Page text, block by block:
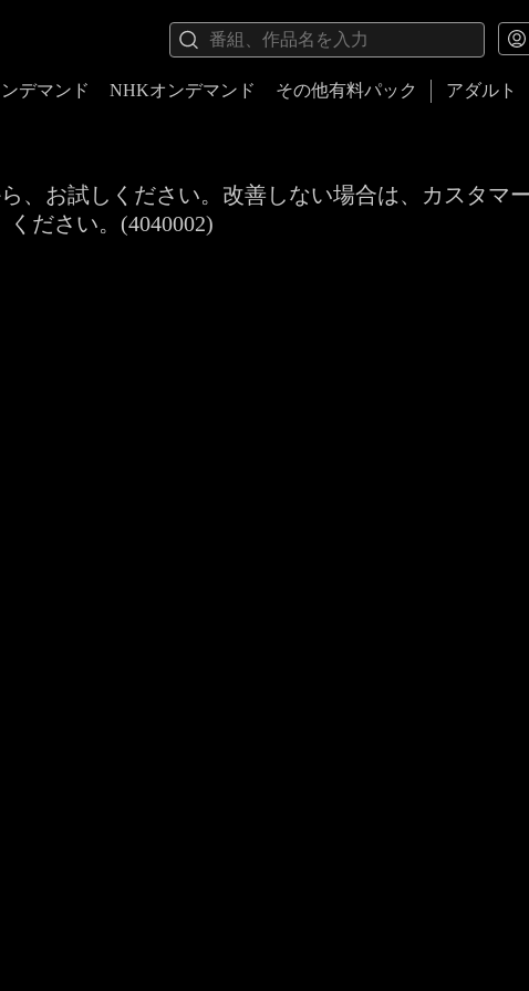
デマンド NHKオンデマンド その他有料パック アダルト
、お試しください。改善しない場合は、カスタマ
ください。(4040002)